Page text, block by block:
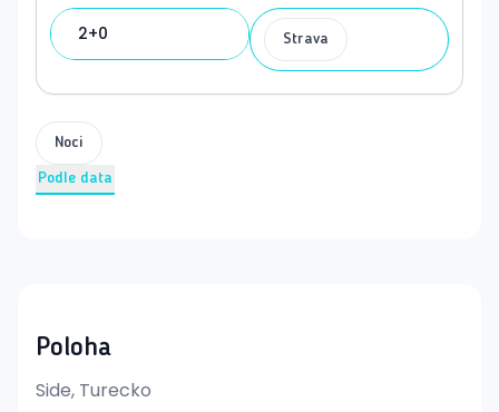
2+0 Strava
Noci
Podle data
Poloha
Side, Turecko